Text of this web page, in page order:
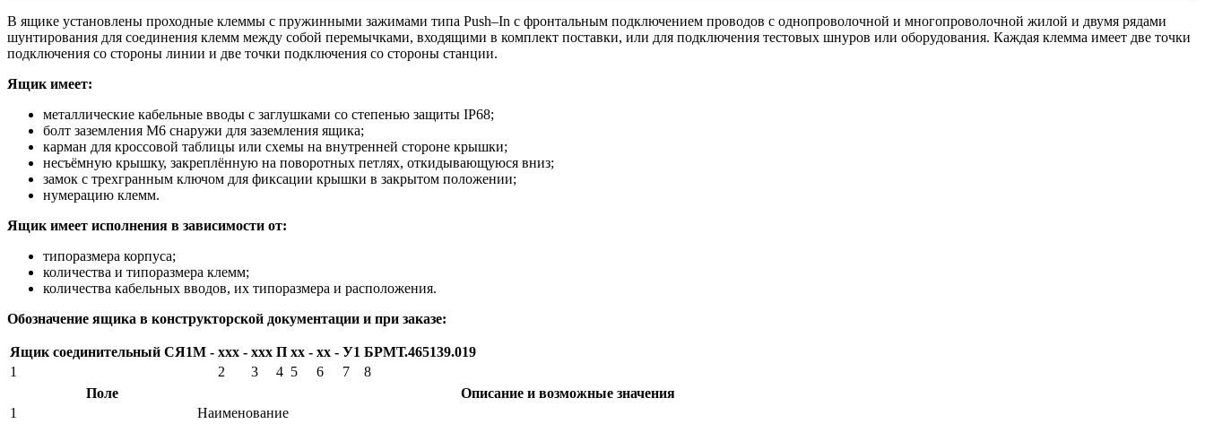
В ящике установлены проходные клеммы с пружинными зажимами типа Push–In с фронтальным подключением проводов с однопроволочной и многопроволочной жилой и двумя рядами
шунтирования для соединения клемм между собой перемычками, входящими в комплект поставки, или для подключения тестовых шнуров или оборудования. Каждая клемма имеет две точки
подключения со стороны линии и две точки подключения со стороны станции.
Ящик имеет:
металлические кабельные вводы с заглушками со степенью защиты IP68;
болт заземления М6 снаружи для заземления ящика;
карман для кроссовой таблицы или схемы на внутренней стороне крышки;
несъёмную крышку, закреплённую на поворотных петлях, откидывающуюся вниз;
замок с трехгранным ключом для фиксации крышки в закрытом положении;
нумерацию клемм.
Ящик имеет исполнения в зависимости от:
типоразмера корпуса;
количества и типоразмера клемм;
количества кабельных вводов, их типоразмера и расположения.
Обозначение ящика в конструкторской документации и при заказе:
Ящик соединительный СЯ1М - ххх - хxх П хx - хx - У1 БРМТ.465139.019
1
2 3 4 5 6 7
8
Поле
Описание и возможные значения
1
Наименование